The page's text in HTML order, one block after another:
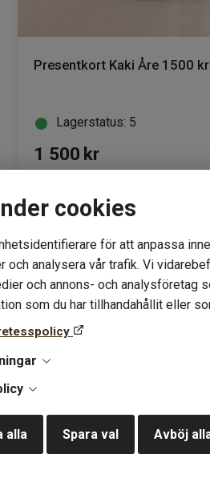
cookies
för att anpassa
och analysera vår trafik. Vi
och annons- och analysföretag
som du har tillhandahållit eller
alla Spara val Avböj
Presentkort Kaki Åre 1500 kr
Lagerstatus: 5
1 500 kr